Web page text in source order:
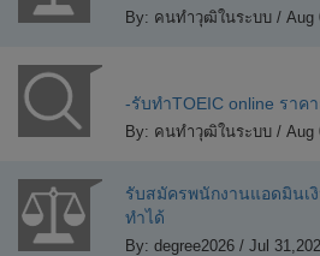
By: คนทำวุฒิในระบบ / Aug
-รับทำTOEIC online ราค
By: คนทำวุฒิในระบบ / Aug
รับสมัครพนักงานแอดมินเ
ทำได้
By: degree2026 / Jul